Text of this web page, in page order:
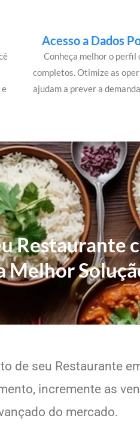
e
Acesso a Dados
Conheça melhor o perfil
completos. Otimize as
ajudam a prever a
Restaurante
Melhor
de seu Restaurante
incremente as
do mercado.